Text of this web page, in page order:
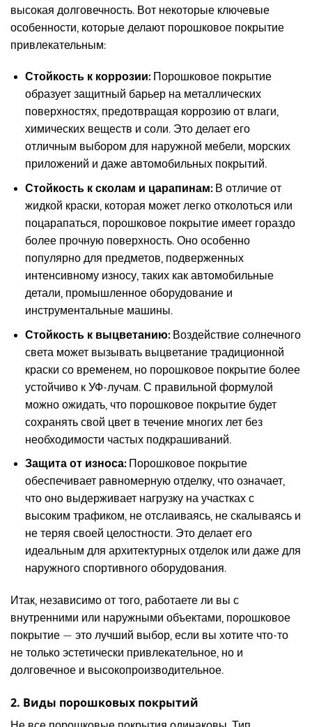
высокая долговечность. Вот некоторые ключевые
особенности, которые делают порошковое покрытие
привлекательным:
Стойкость к коррозии:Порошковое покрытие
образует защитный барьер на металлических
поверхностях, предотвращая коррозию от влаги,
химических веществ и соли. Это делает его
отличным выбором для наружной мебели, морских
приложений и даже автомобильных покрытий.
Стойкость к сколам и царапинам:В отличие от
жидкой краски, которая может легко отколоться или
поцарапаться, порошковое покрытие имеет гораздо
более прочную поверхность. Оно особенно
популярно для предметов, подверженных
интенсивному износу, таких как автомобильные
детали, промышленное оборудование и
инструментальные машины.
Стойкость к выцветанию:Воздействие солнечного
света может вызывать выцветание традиционной
краски со временем, но порошковое покрытие более
устойчиво к УФ-лучам. С правильной формулой
можно ожидать, что порошковое покрытие будет
сохранять свой цвет в течение многих лет без
необходимости частых подкрашиваний.
Защита от износа:Порошковое покрытие
обеспечивает равномерную отделку, что означает,
что оно выдерживает нагрузку на участках с
высоким трафиком, не отслаиваясь, не скалываясь и
не теряя своей целостности. Это делает его
идеальным для архитектурных отделок или даже для
наружного спортивного оборудования.
Итак, независимо от того, работаете ли вы с
внутренними или наружными объектами, порошковое
покрытие — это лучший выбор, если вы хотите что-то
не только эстетически привлекательное, но и
долговечное и высокопроизводительное.
2. Виды порошковых покрытий